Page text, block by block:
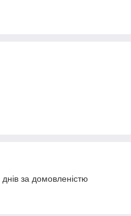
за домовленістю